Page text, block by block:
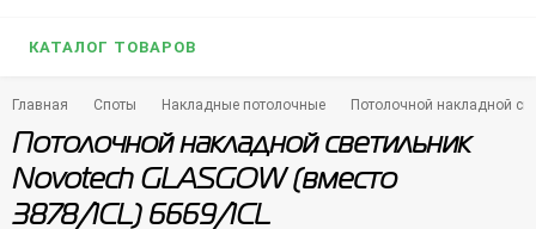
КАТАЛОГ ТОВАРОВ
Главная Споты Накладные потолочные Потолочной накладной
Потолочной накладной светильник
Novotech GLASGOW (вместо
3878/1CL) 6669/1CL